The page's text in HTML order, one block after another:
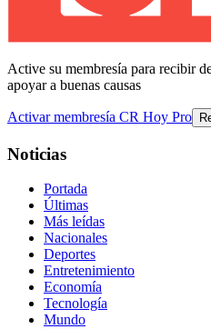
Active su membresía para recibir
apoyar a buenas causas
Activar membresía CR Hoy Pro
Noticias
Portada
Últimas
Más leídas
Nacionales
Deportes
Entretenimiento
Economía
Tecnología
Mundo